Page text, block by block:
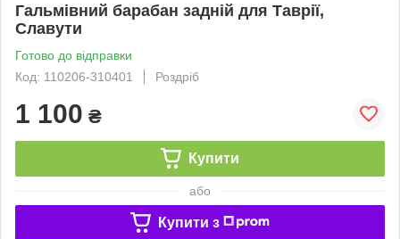
Гальмівний барабан задній для Таврії,
Славути
Готово до відправки
Код: 110206-310401
Роздріб
1 100 ₴
Купити
або
Купити з